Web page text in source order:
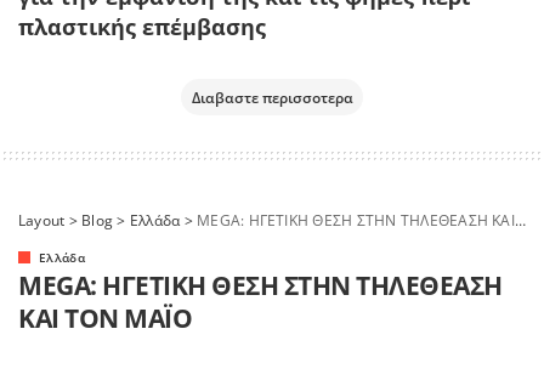
πλαστικής επέμβασης
Διαβαστε περισσοτερα
Layout > Blog> Ελλάδα> MEGA: ΗΓΕΤΙΚΗ ΘΕΣΗ ΣΤΗΝ ΤΗΛΕΘΕΑΣΗ ΚΑΙ ΤΟΝ ΜΑΪΟ
Ελλάδα
MEGA: ΗΓΕΤΙΚΗ ΘΕΣΗ ΣΤΗΝ ΤΗΛΕΘΕΑΣΗ
ΚΑΙ ΤΟΝ ΜΑΪΟ